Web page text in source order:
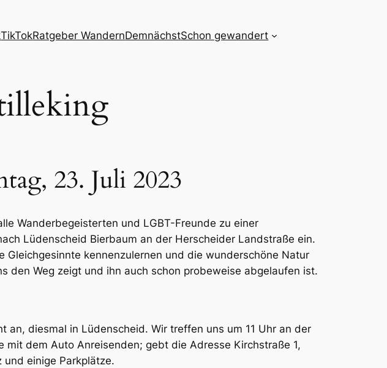
TikTokRatgeber WandernDemnächstSchon gewandert
23. Juli 2023
Wanderbegeisterten und LGBT-Freunde zu einer
Lüdenscheid Bierbaum an der Herscheider Landstraße ein.
kennenzulernen und die wunderschöne Natur
den Weg zeigt und ihn auch schon probeweise abgelaufen ist.
diesmal in Lüdenscheid. Wir treffen uns um 11 Uhr an der
dem Auto Anreisenden; gebt die Adresse Kirchstraße 1,
und einige Parkplätze.